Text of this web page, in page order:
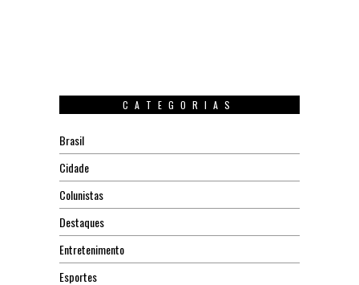
CATEGORIAS
Brasil
Cidade
Colunistas
Destaques
Entretenimento
Esportes